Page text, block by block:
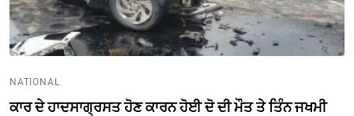
NATIONAL
ਕਾਰ ਦੇ ਹਾਦਸਾਗ੍ਰਸਤ ਹੋਣ ਕਾਰਨ ਹੋਈ ਦੋ ਦੀ ਮੌਤ ਤੇ ਤਿੰਨ ਜਖਮੀ